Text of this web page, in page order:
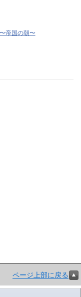
帝国の朝〜
ページ上部に戻る